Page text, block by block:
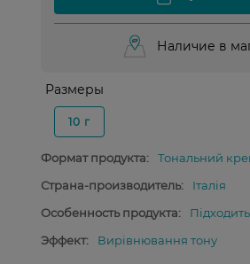
Наличие в
Размеры
10 г
Формат продукта:
Тональний
Страна-производитель:
Італія
Особенность продукта:
Эффект:
Вирівнювання тону